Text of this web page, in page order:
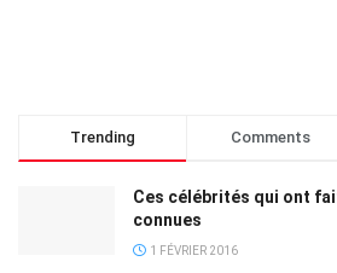
Trending Comments
Ces célébrités qui ont
connues
1 FÉVRIER 2016